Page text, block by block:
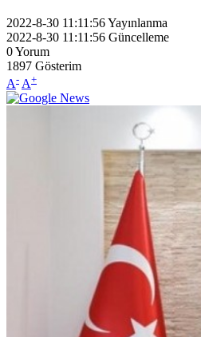
2022-8-30 11:11:56Yayınlanma
2022-8-30 11:11:56 Güncelleme
0Yorum
1897 Gösterim
A- A+